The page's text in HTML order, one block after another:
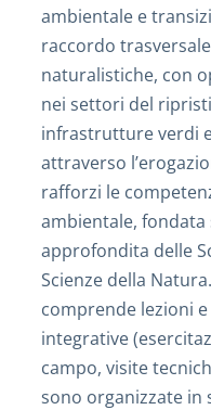
ambientale e
raccordo
naturalistiche, con
nei settori del
infrastrutture verdi
attraverso
rafforzi le
ambientale, fondata
approfondita delle
Scienze della
comprende lezioni
integrative
campo, visite
sono organizzate in